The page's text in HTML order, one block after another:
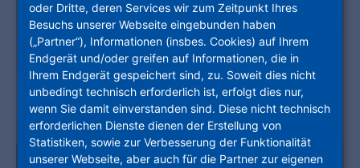
oder Dritte, deren Services wir zum Zeitpunkt Ihres
Besuchs unserer Webseite eingebunden haben
(„Partner“), Informationen (insbes. Cookies) auf Ihrem
Endgerät und/oder greifen auf Informationen, die in
Ihrem Endgerät gespeichert sind, zu. Soweit dies nicht
unbedingt technisch erforderlich ist, erfolgt dies nur,
wenn Sie damit einverstanden sind. Diese nicht technisch
erforderlichen Dienste dienen der Erstellung von
Statistiken, sowie zur Verbesserung der Funktionalität
unserer Webseite, aber auch für die Partner zur eigenen